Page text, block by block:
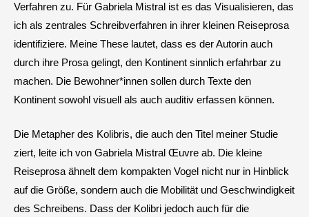
Verfahren zu. Für Gabriela Mistral ist es das Visualisieren, das
ich als zentrales Schreibverfahren in ihrer kleinen Reiseprosa
identifiziere. Meine These lautet, dass es der Autorin auch
durch ihre Prosa gelingt, den Kontinent sinnlich erfahrbar zu
machen. Die Bewohner*innen sollen durch Texte den
Kontinent sowohl visuell als auch auditiv erfassen können.
Die Metapher des Kolibris, die auch den Titel meiner Studie
ziert, leite ich von Gabriela Mistral Œuvre ab. Die kleine
Reiseprosa ähnelt dem kompakten Vogel nicht nur in Hinblick
auf die Größe, sondern auch die Mobilität und Geschwindigkeit
des Schreibens. Dass der Kolibri jedoch auch für die